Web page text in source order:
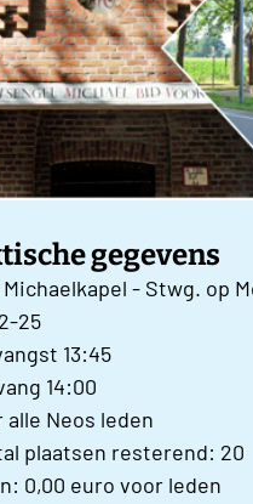
gegevens
- Stwg. op
25
13:45
14:00
alle Neos leden
plaatsen resterend: 20
0,00 euro voor leden